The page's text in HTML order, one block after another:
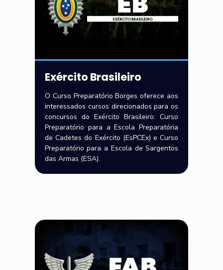
Exército Brasileiro
O Curso Preparatório Borges oferece aos
interessados cursos direcionados para os
concursos do Exército Brasileiro: Curso
Preparatório para a Escola Preparatória
de Cadetes do Exército (EsPCEx) e Curso
Preparatório para a Escola de Sargentos
das Armas (ESA).